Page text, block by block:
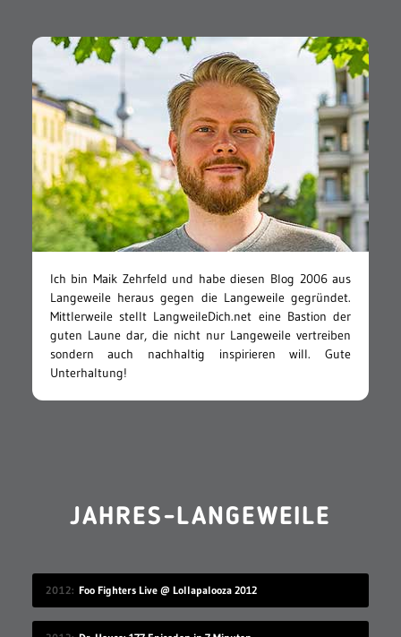
Ich bin Maik Zehrfeld und habe diesen Blog 2006 aus
Langeweile heraus gegen die Langeweile gegründet.
Mittlerweile stellt LangweileDich.net eine Bastion der
guten Laune dar, die nicht nur Langeweile vertreiben
sondern auch nachhaltig inspirieren will. Gute
Unterhaltung!
JAHRES-LANGEWEILE
2012 Foo Fighters Live @ Lollapalooza 2012